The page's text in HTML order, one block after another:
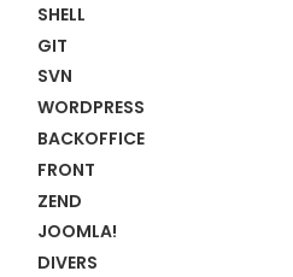
SHELL
GIT
SVN
WORDPRESS
BACKOFFICE
FRONT
ZEND
JOOMLA!
DIVERS